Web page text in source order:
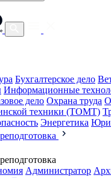
Бухгалтерское дело
Информационные
дело Охрана труда
техники (ТОМТ)
Энергетика
Администратор